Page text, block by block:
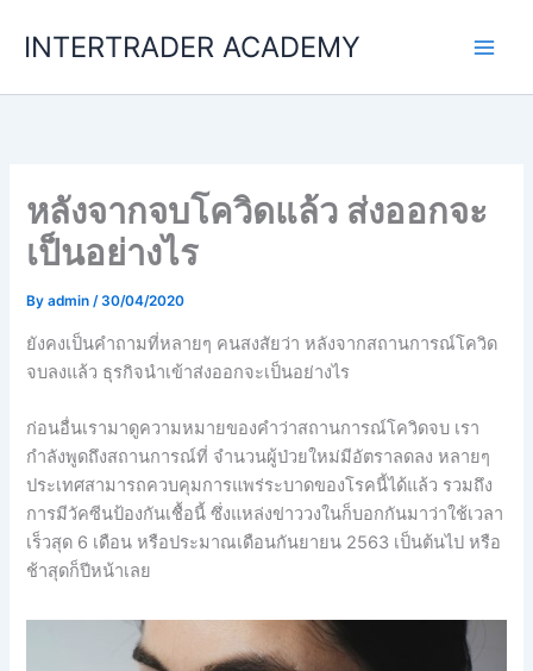
INTERTRADER ACADEMY
หลังจากจบโควิดแล้ว ส่งออกจะ
เป็นอย่างไร
Byadmin/30/04/2020
ยังคงเป็นคำถามที่หลายๆ คนสงสัยว่า หลังจากสถานการณ์โควิด
จบลงแล้ว ธุรกิจนำเข้าส่งออกจะเป็นอย่างไร
ก่อนอื่นเรามาดูความหมายของคำว่าสถานการณ์โควิดจบ เรา
กำลังพูดถึงสถานการณ์ที่ จำนวนผู้ป่วยใหม่มีอัตราลดลง หลายๆ
ประเทศสามารถควบคุมการแพร่ระบาดของโรคนี้ได้แล้ว รวมถึง
การมีวัคซีนป้องกันเชื้อนี้ ซึ่งแหล่งข่าววงในก็บอกกันมาว่าใช้เวลา
เร็วสุด 6 เดือน หรือประมาณเดือนกันยายน 2563 เป็นต้นไป หรือ
ช้าสุดก็ปีหน้าเลย